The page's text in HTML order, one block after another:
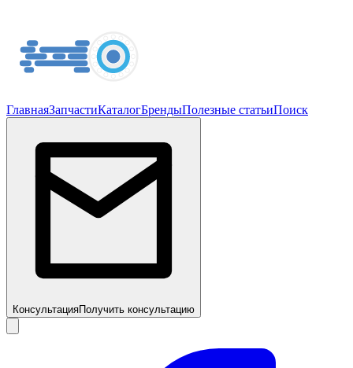
ГлавнаяЗапчастиКаталогБрендыПолезные статьиПоиск
КонсультацияПолучить консультацию